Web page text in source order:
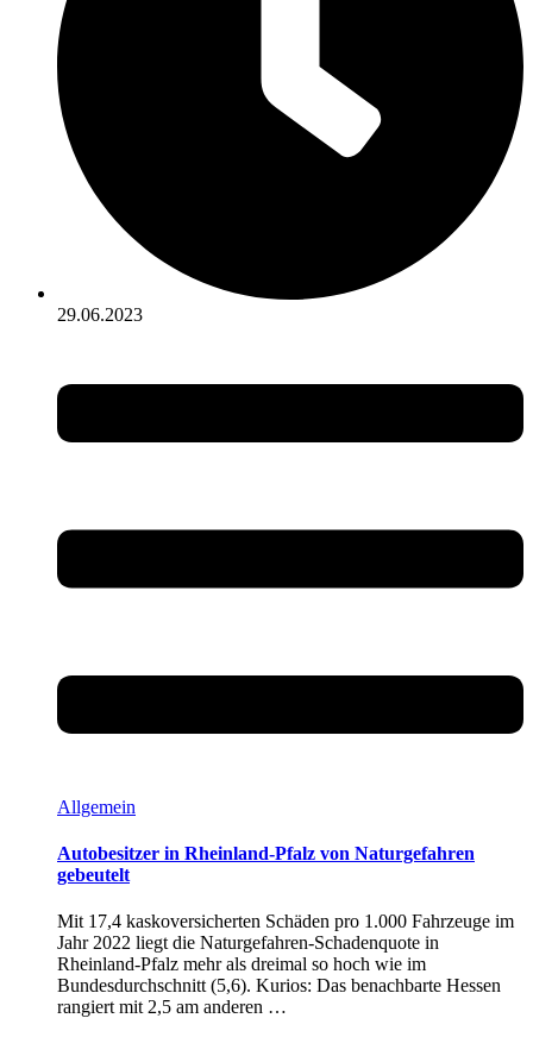
29.06.2023
Allgemein
Autobesitzer in Rheinland-Pfalz von Naturgefahren
gebeutelt
Mit 17,4 kaskoversicherten Schäden pro 1.000 Fahrzeuge im
Jahr 2022 liegt die Naturgefahren-Schadenquote in
Rheinland-Pfalz mehr als dreimal so hoch wie im
Bundesdurchschnitt (5,6). Kurios: Das benachbarte Hessen
rangiert mit 2,5 am anderen …